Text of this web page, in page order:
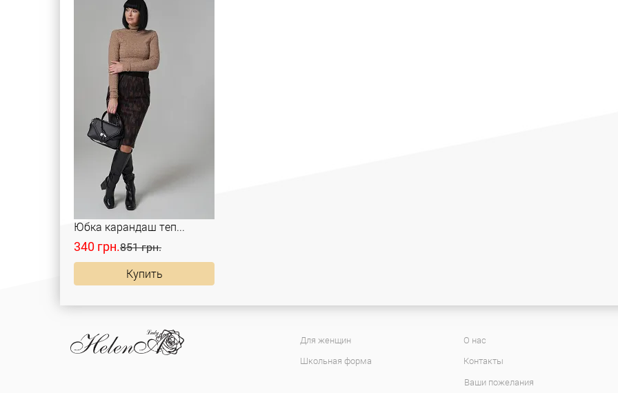
Юбка карандаш теп...
340 грн.851 грн.
Купить
Для женщин
Школьная форма
О нас
Контакты
Ваши пожелания